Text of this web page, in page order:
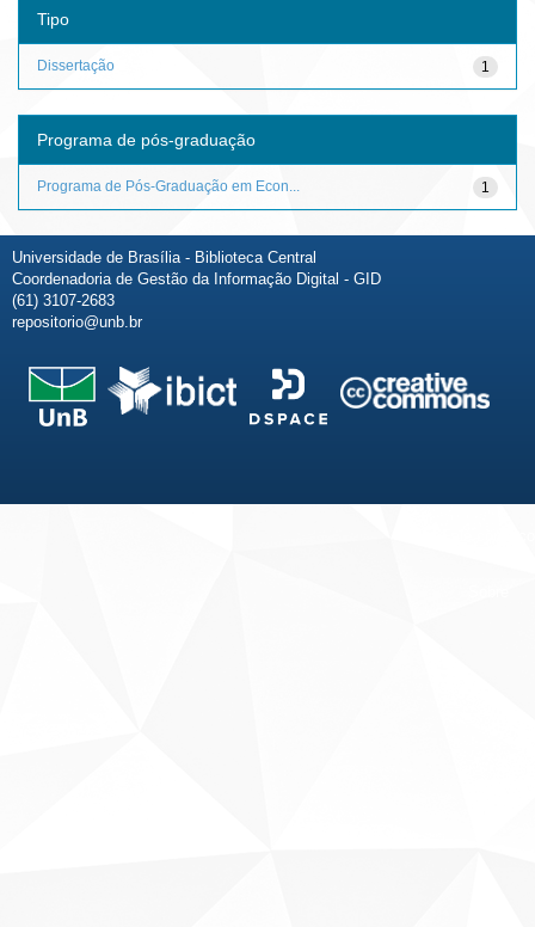
Tipo
1
Dissertação
Programa de pós-graduação
1
Programa de Pós-Graduação em Econ...
Universidade de Brasília - Biblioteca Central
Coordenadoria de Gestão da Informação Digital - GID
(61) 3107-2683
repositorio@unb.br